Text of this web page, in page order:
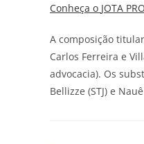
Conheça o JOTA
A composição
Carlos Ferreira e
advocacia). Os
Bellizze (STJ) e